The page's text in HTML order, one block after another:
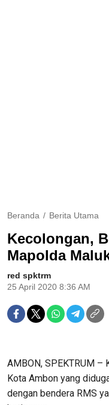
Beranda Berita Utama
Kecolongan,
Mapolda
red spktrm
25 April 2020 8:36 AM
AMBON, SPEKTRUM –
Kota Ambon yang
dengan bendera RMS